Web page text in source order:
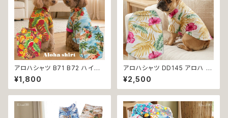
アロハシャツ B71 B72 ハイビ
スカス 花柄 アロハ ヤシの木 小
型 中型 犬 猫 犬の服 猫の服 犬
服 猫服 服 洋服 ペット dog ド
品交換不可
¥1,800
アロハシャツ DD145 アロハ ト
ップス シャツ ヤシの木 ハイビス
カス 花柄 小型 中型 犬 犬服 猫
猫服 犬の服 猫の服 服 洋服 ペ
品交換不可
¥2,500